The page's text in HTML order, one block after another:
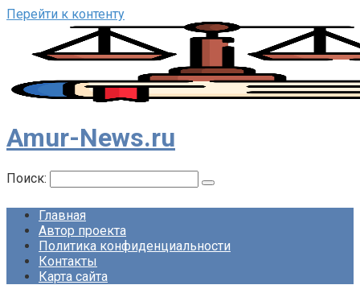
Перейти к контенту
Amur-News.ru
Поиск:
Главная
Автор проекта
Политика конфиденциальности
Контакты
Карта сайта